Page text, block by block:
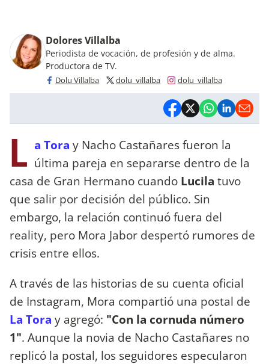
Dolores Villalba
Periodista de vocación, de profesión y de alma.
Productora de TV.
Dolu Villalba dolu_villalba dolu_villalba
L a Tora y Nacho Castañares fueron la
última pareja en separarse dentro de la
casa de Gran Hermano cuando Lucila tuvo
que salir por decisión del público. Sin
embargo, la relación continuó fuera del
reality, pero Mora Jabor despertó rumores de
crisis entre ellos.
A través de las historias de su cuenta oficial
de Instagram, Mora compartió una postal de
La Tora y agregó: "Con la cornuda número
1". Aunque la novia de Nacho Castañares no
replicó la postal, los seguidores especularon